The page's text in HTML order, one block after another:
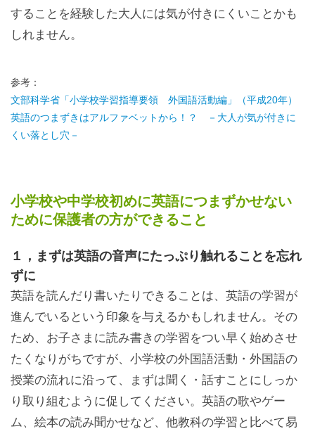
することを経験した大人には気が付きにくいことかも
しれません。
参考：
文部科学省「小学校学習指導要領 外国語活動編」（平成20年）
英語のつまずきはアルファベットから！？ －大人が気が付きに
くい落とし穴－
小学校や中学校初めに英語につまずかせない
ために保護者の方ができること
１，まずは英語の音声にたっぷり触れることを忘れ
ずに
英語を読んだり書いたりできることは、英語の学習が
進んでいるという印象を与えるかもしれません。その
ため、お子さまに読み書きの学習をつい早く始めさせ
たくなりがちですが、小学校の外国語活動・外国語の
授業の流れに沿って、まずは聞く・話すことにしっか
り取り組むように促してください。英語の歌やゲー
ム、絵本の読み聞かせなど、他教科の学習と比べて易